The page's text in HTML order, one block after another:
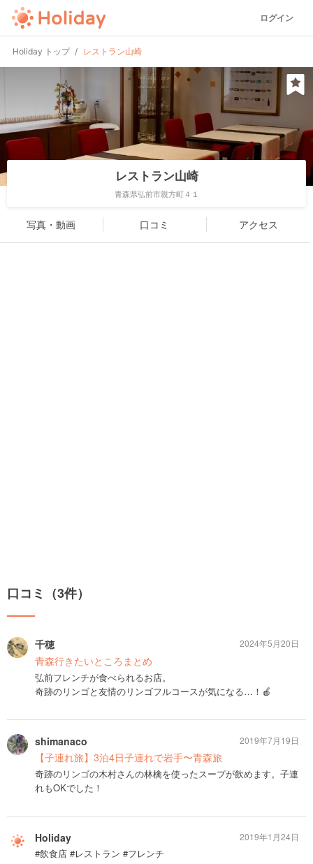
ログイン
Holiday トップ レストラン山崎
レストラン山崎
青森県弘前市親方町４１
写真・動画 口コミ アクセス
口コミ（3件）
千穂
青森行きたいところまとめ
弘前フレンチが食べられるお店。
奇跡のリンゴと友情のリンゴフルコースが気になる…！🍎
2024年5月20日
shimanaco
【子連れ旅】3泊4日子連れで岩手〜青森旅
奇跡のリンゴの木村さんの林檎を使ったスープが飲めます。子連
れもOKでした！
2019年7月19日
Holiday
#飲食店 #レストラン #フレンチ
2019年1月24日